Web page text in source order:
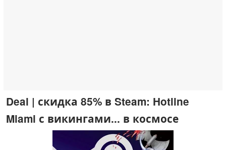
Deal | скидка 85% в Steam: Hotline
Miami с викингами... в космосе